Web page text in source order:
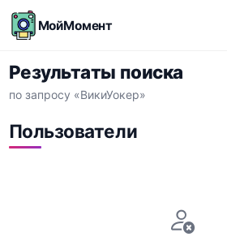
МойМомент
Результаты поиска
по запросу «ВикиУокер»
Пользователи